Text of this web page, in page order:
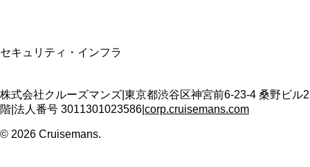
セキュリティ・インフラ
株式会社クルーズマンズ 東京都渋谷区神宮前6-23-4 桑野ビル2
階 法人番号 3011301023586 corp.cruisemans.com
© 2026 Cruisemans.